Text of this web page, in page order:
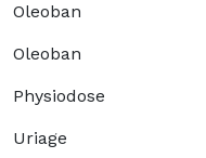
Oleoban
Oleoban
Physiodose
Uriage